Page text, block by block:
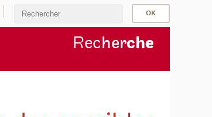
Recherche